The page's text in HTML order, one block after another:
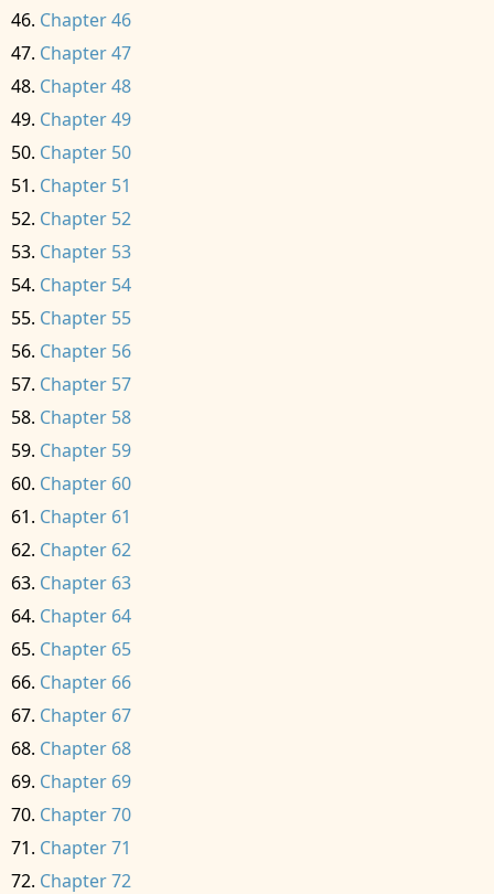
Chapter 46
Chapter 47
Chapter 48
Chapter 49
Chapter 50
Chapter 51
Chapter 52
Chapter 53
Chapter 54
Chapter 55
Chapter 56
Chapter 57
Chapter 58
Chapter 59
Chapter 60
Chapter 61
Chapter 62
Chapter 63
Chapter 64
Chapter 65
Chapter 66
Chapter 67
Chapter 68
Chapter 69
Chapter 70
Chapter 71
Chapter 72